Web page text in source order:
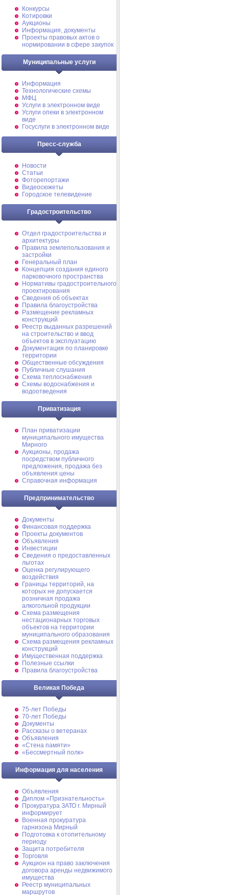
Конкурсы
Котировки
Аукционы
Информация, документы
Проекты правовых актов о
нормировании в сфере закупок
Муниципальные услуги
Информация
Технологические схемы
МФЦ
Услуги в электронном виде
Услуги опеки в электронном
виде
Госуслуги в электронном виде
Пресс-служба
Новости
Статьи
Фоторепортажи
Видеосюжеты
Городское телевидение
Градостроительство
Отдел градостроительства и
архитектуры
Правила землепользования и
застройки
Генеральный план
Концепция создания единого
парковочного пространства
Нормативы градостроительного
проектирования
Сведения об объектах
Правила благоустройства
Размещение рекламных
конструкций
Реестр выданных разрешений
на строительство и ввод
объектов в эксплуатацию
Документация по планировке
территории
Общественные обсуждения
Публичные слушания
Схема теплоснабжения
Схемы водоснабжения и
водоотведения
Приватизация
План приватизации
муниципального имущества
Мирного
Аукционы, продажа
посредством публичного
предложения, продажа без
объявления цены
Справочная информация
Предпринимательство
Документы
Финансовая поддержка
Проекты документов
Объявления
Инвестиции
Сведения о предоставленных
льготах
Оценка регулирующего
воздействия
Границы территорий, на
которых не допускается
розничная продажа
алкогольной продукции
Схема размещения
нестационарных торговых
объектов на территории
муниципального образования
Схема размещения рекламных
конструкций
Имущественная поддержка
Полезные ссылки
Правила благоустройства
Великая Победа
75-лет Победы
70-лет Победы
Документы
Рассказы о ветеранах
Объявления
«Стена памяти»
«Бессмертный полк»
Информация для населения
Объявления
Диплом «Признательность»
Прокуратура ЗАТО г. Мирный
информирует
Военная прокуратура
гарнизона Мирный
Подготовка к отопительному
периоду
Защита потребителя
Торговля
Аукцион на право заключения
договора аренды недвижимого
имущества
Реестр муниципальных
маршрутов